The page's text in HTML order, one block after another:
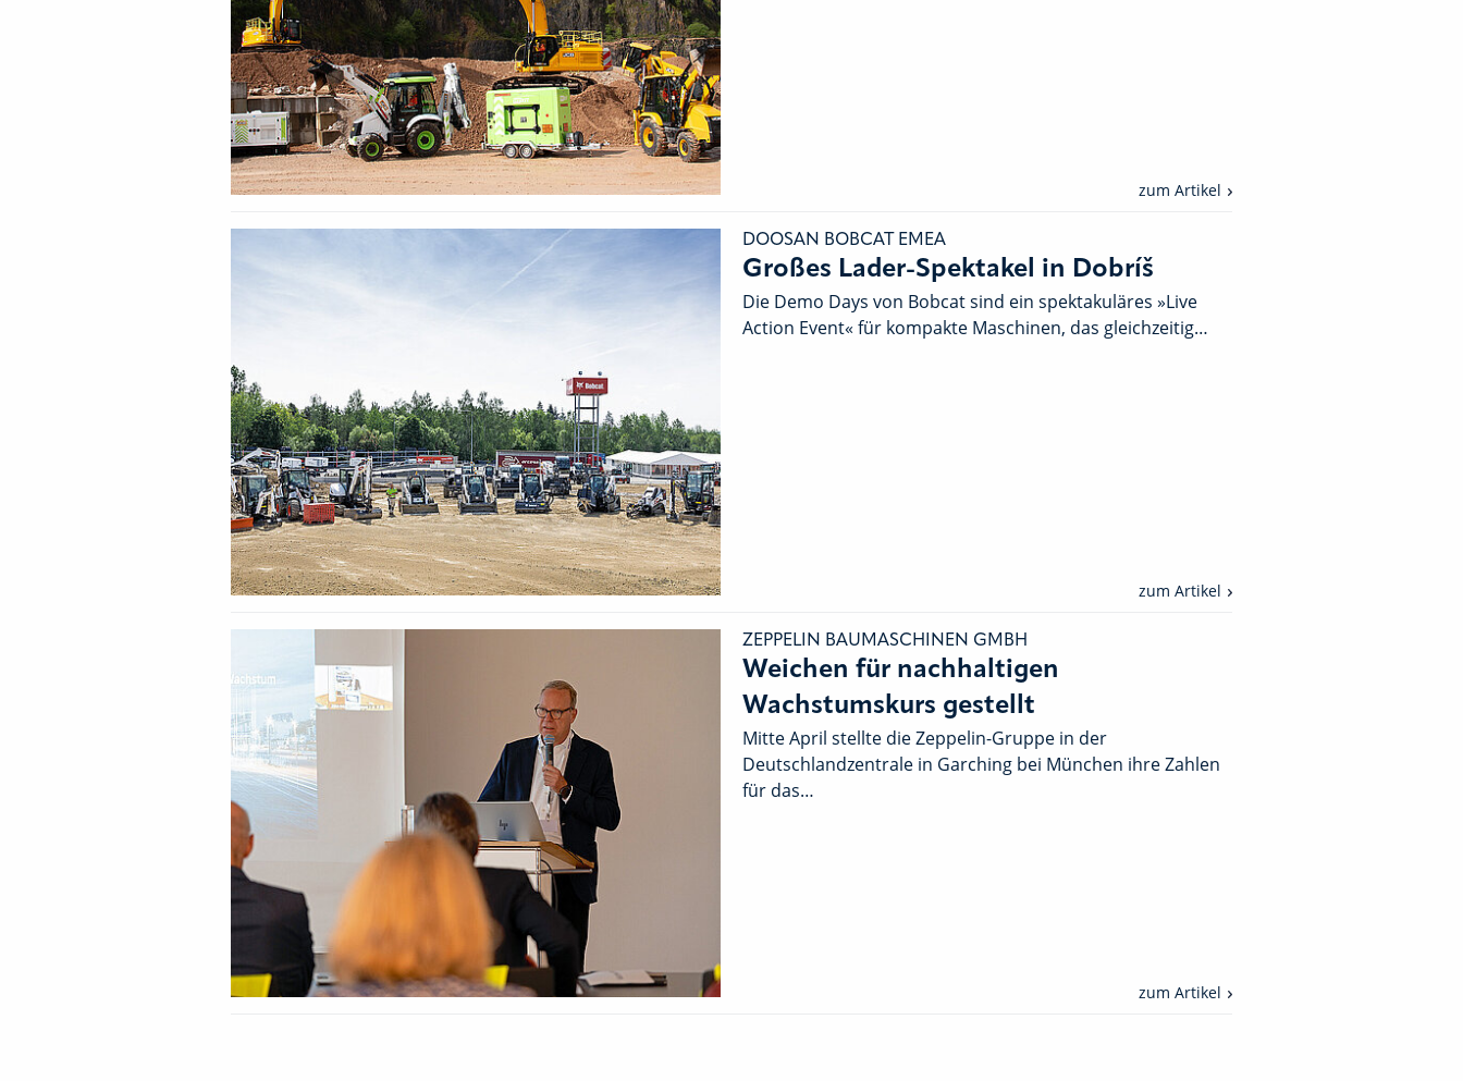
zum Artikel
DOOSAN BOBCAT EMEA
Großes Lader-Spektakel in Dobríš
Die Demo Days von Bobcat sind ein spektakuläres »Live
Action Event« für kompakte Maschinen, das gleichzeitig…
zum Artikel
ZEPPELIN BAUMASCHINEN GMBH
Weichen für nachhaltigen
Wachstumskurs gestellt
Mitte April stellte die Zeppelin-Gruppe in der
Deutschlandzentrale in Garching bei München ihre Zahlen
für das…
zum Artikel